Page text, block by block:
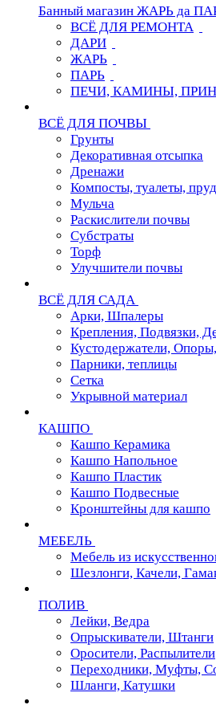
Банный магазин ЖАРЬ да
ВСЁ ДЛЯ РЕМОНТА
ДАРИ
ЖАРЬ
ПАРЬ
ПЕЧИ, КАМИНЫ,
ВСЁ ДЛЯ ПОЧВЫ
Грунты
Декоративная отсыпка
Дренажи
Компосты, туалеты,
Мульча
Раскислители почвы
Субстраты
Торф
Улучшители почвы
ВСЁ ДЛЯ САДА
Арки, Шпалеры
Крепления, Подвязки,
Кустодержатели,
Парники, теплицы
Сетка
Укрывной материал
КАШПО
Кашпо Керамика
Кашпо Напольное
Кашпо Пластик
Кашпо Подвесные
Кронштейны для кашпо
МЕБЕЛЬ
Мебель из
Шезлонги, Качели,
ПОЛИВ
Лейки, Ведра
Опрыскиватели, Штанги
Оросители, Распылители
Переходники, Муфты,
Шланги, Катушки